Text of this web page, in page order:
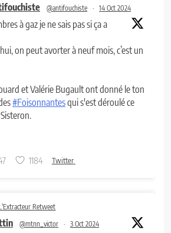
@antifouchiste · 14 Oct 2024
à gaz je ne sais pas si ça a
on peut avorter à neuf mois, c’est un
et Valérie Bugault ont donné le ton
#Foisonnantesqui s'est déroulé ce
1184 Twitter
Retweet
@mtnn_victor · 3 Oct 2024